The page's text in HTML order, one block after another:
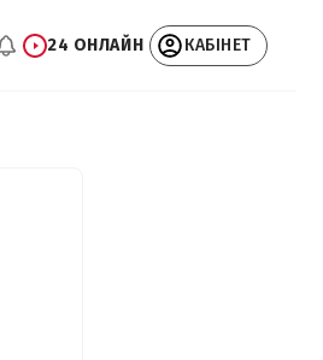
24 ОНЛАЙН КАБІНЕТ